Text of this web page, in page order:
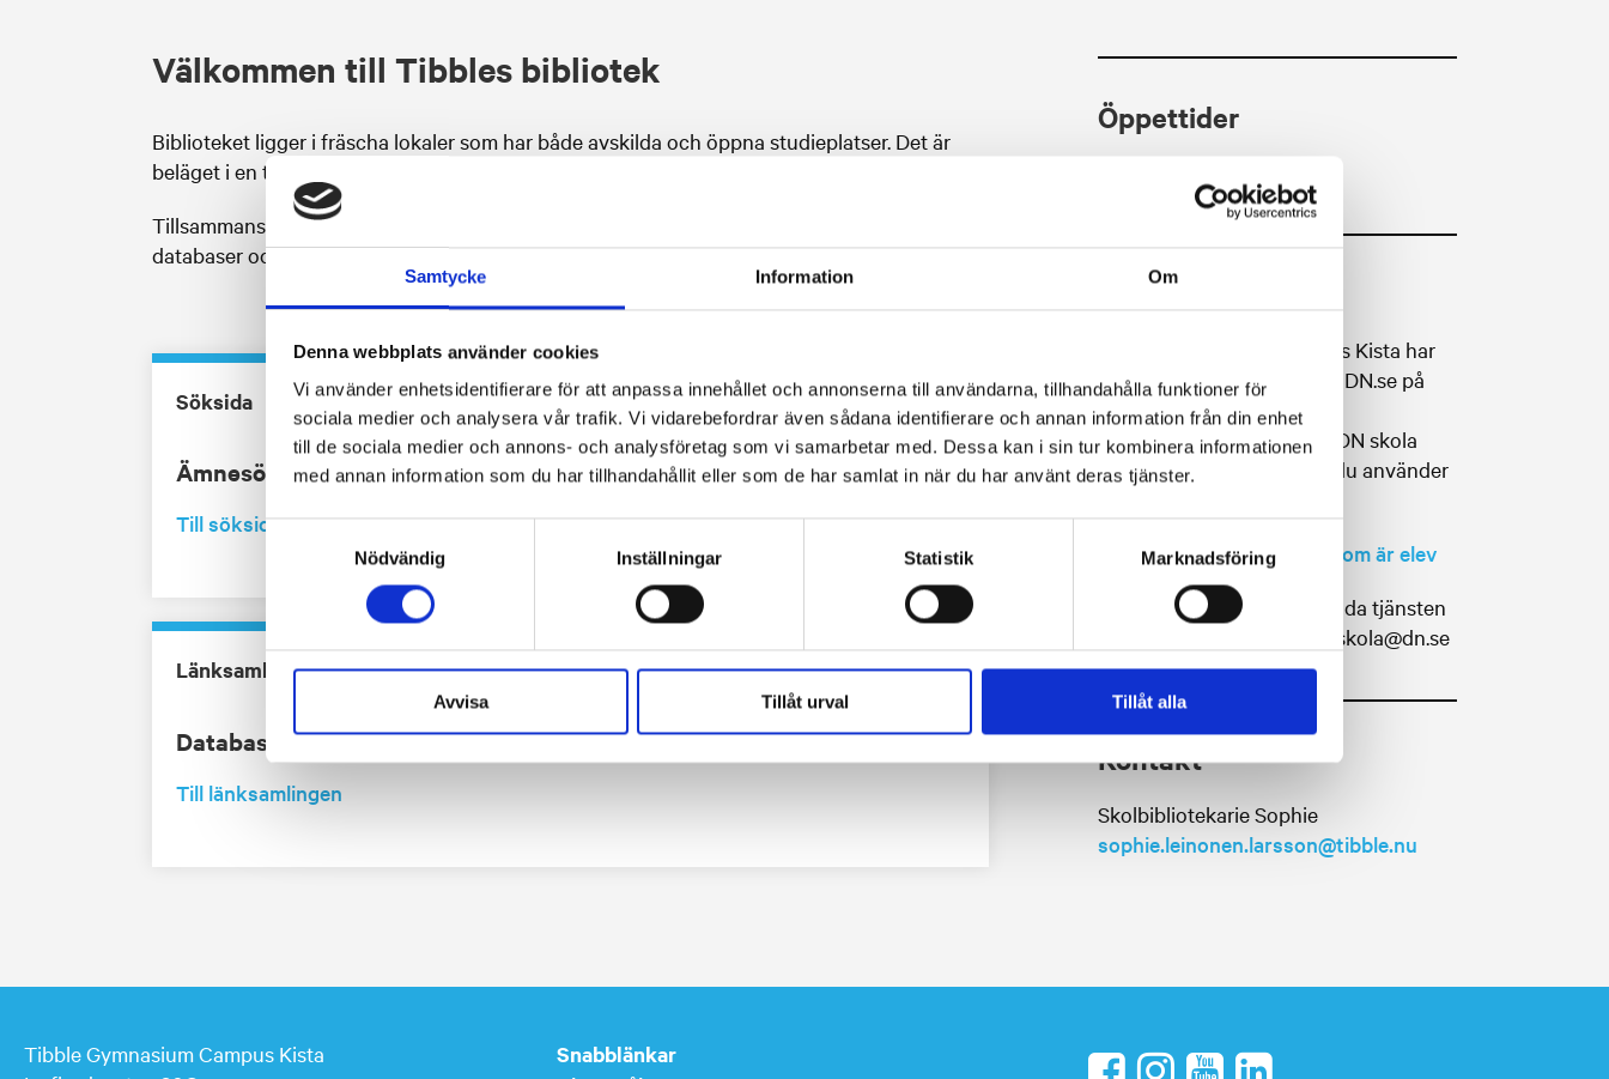
Samtycke Information Om
Denna webbplats använder cookies
Vi använder enhetsidentifierare för att anpassa innehållet och annonserna till användarna, tillhandahålla funktioner för
sociala medier och analysera vår trafik. Vi vidarebefordrar även sådana identifierare och annan information från din enhet
till de sociala medier och annons- och analysföretag som vi samarbetar med. Dessa kan i sin tur kombinera informationen
med annan information som du har tillhandahållit eller som de har samlat in när du har använt deras tjänster.
Samtyckesval
Nödvändig
Inställningar Statistik Marknadsföring
Avvisa Tillåt urval Tillåt alla
Välkommen till Tibbles bibliotek
Biblioteket ligger i fräscha lokaler som har både avskilda och öppna studieplatser. Det är
beläget i en tyst avdelning på skolan som ger utrymme till studier i lugn och ro.
Tillsammans med biblioteket på vår systerskola i Täby har vi samlat ihop en stor mängd
databaser och länksamlingar som kan komma till användning i dina studier.
Söksida
Ämnesövergripande databaser och länktips
Till söksidan
Länksamling
Databaser och länkar ordnade efter ämne
Till länksamlingen
Öppettider
DN skola
Som elev på Tibble Campus Kista har
du tillgång till artiklarna på DN.se på
vardagar kl 8-17.
För att komma igång med DN skola
fyller du i ett formulär där du använder
Läs instruktioner för dig som är elev
Vid problem med att använda tjänsten
DN Skola kan du maila till: skola@dn.se
Kontakt
Skolbibliotekarie Sophie
sophie.leinonen.larsson@tibble.nu
Tibble Gymnasium Campus Kista
Snabblänkar